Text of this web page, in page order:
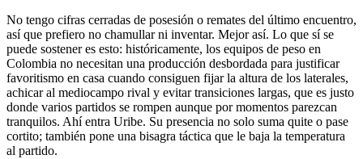
No tengo cifras cerradas de posesión o remates del último encuentro,
así que prefiero no chamullar ni inventar. Mejor así. Lo que sí se
puede sostener es esto: históricamente, los equipos de peso en
Colombia no necesitan una producción desbordada para justificar
favoritismo en casa cuando consiguen fijar la altura de los laterales,
achicar al mediocampo rival y evitar transiciones largas, que es justo
donde varios partidos se rompen aunque por momentos parezcan
tranquilos. Ahí entra Uribe. Su presencia no solo suma quite o pase
cortito; también pone una bisagra táctica que le baja la temperatura
al partido.